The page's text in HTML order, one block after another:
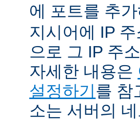
에 포트를 추
지시어에 IP
으로 그 IP 주
자세한 내용은
설정하기를 참
소는 서버의